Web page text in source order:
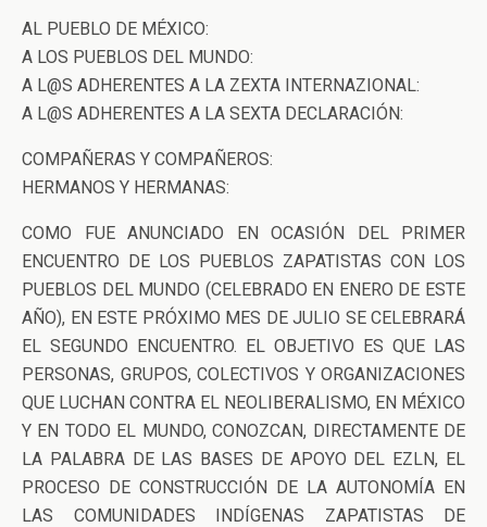
AL PUEBLO DE MÉXICO:
A LOS PUEBLOS DEL MUNDO:
A L@S ADHERENTES A LA ZEXTA INTERNAZIONAL:
A L@S ADHERENTES A LA SEXTA DECLARACIÓN:
COMPAÑERAS Y COMPAÑEROS:
HERMANOS Y HERMANAS:
COMO FUE ANUNCIADO EN OCASIÓN DEL PRIMER
ENCUENTRO DE LOS PUEBLOS ZAPATISTAS CON LOS
PUEBLOS DEL MUNDO (CELEBRADO EN ENERO DE ESTE
AÑO), EN ESTE PRÓXIMO MES DE JULIO SE CELEBRARÁ
EL SEGUNDO ENCUENTRO. EL OBJETIVO ES QUE LAS
PERSONAS, GRUPOS, COLECTIVOS Y ORGANIZACIONES
QUE LUCHAN CONTRA EL NEOLIBERALISMO, EN MÉXICO
Y EN TODO EL MUNDO, CONOZCAN, DIRECTAMENTE DE
LA PALABRA DE LAS BASES DE APOYO DEL EZLN, EL
PROCESO DE CONSTRUCCIÓN DE LA AUTONOMÍA EN
LAS COMUNIDADES INDÍGENAS ZAPATISTAS DE